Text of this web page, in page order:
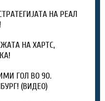
НА РЕАЛ
НА ХАРТС,
ГОЛ ВО 90.
(ВИДЕО)